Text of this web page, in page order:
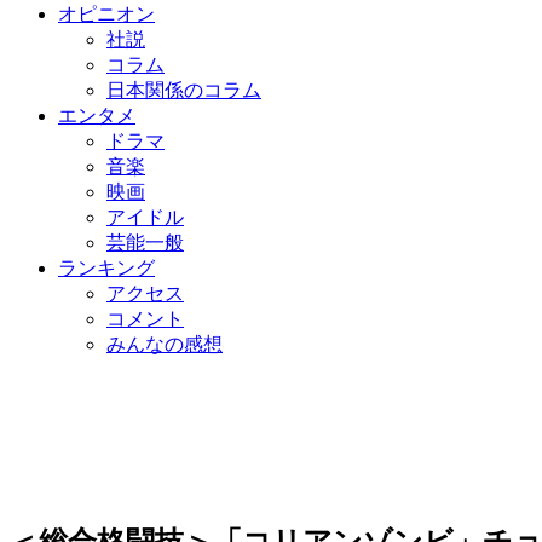
オピニオン
社説
コラム
日本関係のコラム
エンタメ
ドラマ
音楽
映画
アイドル
芸能一般
ランキング
アクセス
コメント
みんなの感想